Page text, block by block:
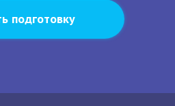
подготовку